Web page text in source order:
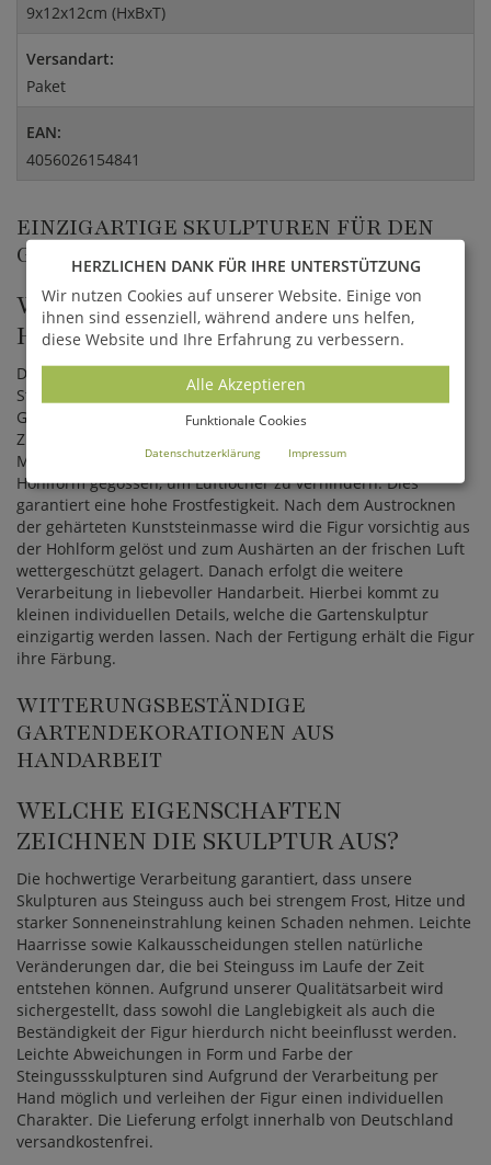
9x12x12cm (HxBxT)
Versandart:
Paket
EAN:
4056026154841
EINZIGARTIGE SKULPTUREN FÜR DEN
GARTEN
WIE WERDEN DIE GARTENFIGUREN
HERGESTELLT?
Die Figuren werden aus hochwertigem Stein im
Steingussverfahren gefertigt. Beim traditionellen
Gussverfahren werden natürlicher Stein in Form von Sand,
Zuschlagstoffe, Portlandzement und Wasser vermischt. Die
Mischung wird mittels aufwendiger Techniken in eine
Hohlform gegossen, um Luftlöcher zu verhindern. Dies
garantiert eine hohe Frostfestigkeit. Nach dem Austrocknen
der gehärteten Kunststeinmasse wird die Figur vorsichtig aus
der Hohlform gelöst und zum Aushärten an der frischen Luft
wettergeschützt gelagert. Danach erfolgt die weitere
Verarbeitung in liebevoller Handarbeit. Hierbei kommt zu
kleinen individuellen Details, welche die Gartenskulptur
einzigartig werden lassen. Nach der Fertigung erhält die Figur
ihre Färbung.
WITTERUNGSBESTÄNDIGE
GARTENDEKORATIONEN AUS
HANDARBEIT
WELCHE EIGENSCHAFTEN
ZEICHNEN DIE SKULPTUR AUS?
Die hochwertige Verarbeitung garantiert, dass unsere
Skulpturen aus Steinguss auch bei strengem Frost, Hitze und
starker Sonneneinstrahlung keinen Schaden nehmen. Leichte
Haarrisse sowie Kalkausscheidungen stellen natürliche
Veränderungen dar, die bei Steinguss im Laufe der Zeit
entstehen können. Aufgrund unserer Qualitätsarbeit wird
sichergestellt, dass sowohl die Langlebigkeit als auch die
Beständigkeit der Figur hierdurch nicht beeinflusst werden.
Leichte Abweichungen in Form und Farbe der
Steingussskulpturen sind Aufgrund der Verarbeitung per
Hand möglich und verleihen der Figur einen individuellen
Charakter. Die Lieferung erfolgt innerhalb von Deutschland
versandkostenfrei.
HERZLICHEN DANK FÜR IHRE UNTERSTÜTZUNG
Wir nutzen Cookies auf unserer Website. Einige von
ihnen sind essenziell, während andere uns helfen,
diese Website und Ihre Erfahrung zu verbessern.
Alle Akzeptieren
Funktionale Cookies
Datenschutzerklärung Impressum